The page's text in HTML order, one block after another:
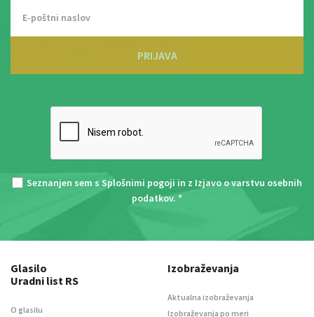
PRIJAVA
Seznanjen sem s Splošnimi pogoji in z Izjavo o varstvu osebnih
podatkov. *
Glasilo
Uradni list RS
O glasilu
Izobraževanja
Aktualna izobraževanja
Izobraževanja po meri